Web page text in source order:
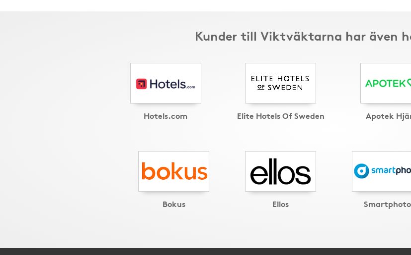
Kunder till Viktväktarna har även
Hotels.com Elite Hotels Of Sweden Apotek
Bokus Ellos Smartphoto